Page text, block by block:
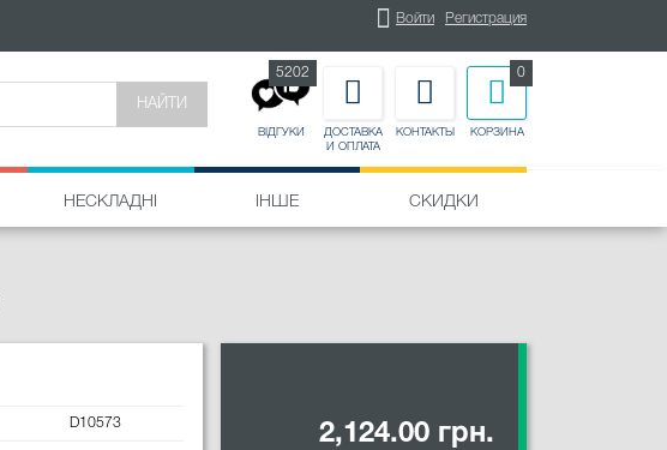
Войти Регистрация
НАЙТИ
ВІДГУКИ
5202
ДОСТАВКА
И ОПЛАТА
КОНТАКТЫ КОРЗИНА
0
НЕСКЛАДНІ ІНШЕ СКИДКИ
D10573 2,124.00 грн.